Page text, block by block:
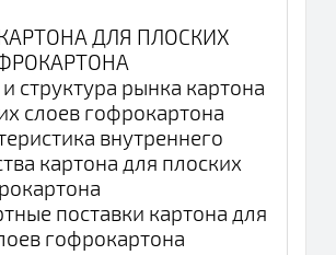
ДЛЯ ПЛОСКИХ
структура рынка картона
слоев гофрокартона
внутреннего
картона для плоских
поставки картона для
гофрокартона